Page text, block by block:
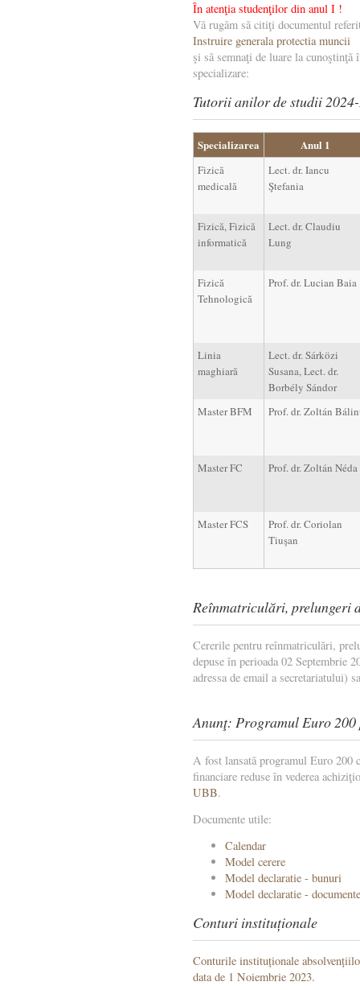
În atenţia studenţilor din anul I !
Vã rugãm sã citiţi documentul
Instruire generala protectia muncii
şi sã semnaţi de luare la
specializare:
Tutorii anilor de studii
Specializarea Anul 1
Fizică
medicală
Lect. dr. Iancu
Ştefania
Fizică, Fizică
informatică
Lect. dr. Claudiu
Lung
Fizică
Tehnologică
Prof. dr. Lucian Baia
Linia
maghiară
Lect. dr. Sárközi
Susana, Lect. dr.
Borbély Sándor
Master BFM
Prof. dr. Zoltán
Master FC Prof. dr. Zoltán Néda
Master FCS
Prof. dr. Coriolan
Tiuşan
Reînmatriculări, prelungeri
Cererile pentru reînmatriculări,
depuse în perioada 02 Septembrie
adressa de email a secretariatului)
Anunţ: Programul Euro 200
A fost lansatã programul Euro 200
financiare reduse în vederea
UBB.
Documente utile:
Calendar
Model cerere
Model declaratie - bunuri
Model declaratie -
Conturi instituționale
Conturile instituționale
data de 1 Noiembrie 2023.